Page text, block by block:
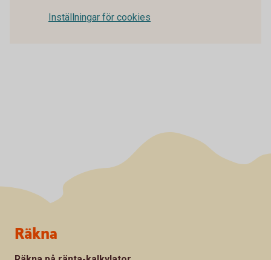
Inställningar för cookies
Sidfot
Räkna